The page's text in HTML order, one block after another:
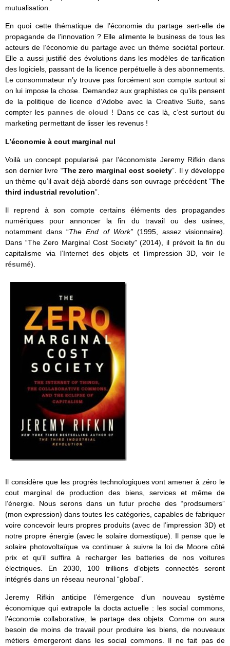
mutualisation.
En quoi cette thématique de l’économie du partage sert-elle de
propagande de l’innovation ? Elle alimente le business de tous les
acteurs de l’économie du partage avec un thème sociétal porteur.
Elle a aussi justifié des évolutions dans les modèles de tarification
des logiciels, passant de la licence perpétuelle à des abonnements.
Le consommateur n’y trouve pas forcément son compte surtout si
on lui impose la chose. Demandez aux graphistes ce qu’ils pensent
de la politique de licence d’Adobe avec la Creative Suite, sans
compter les pannes de cloud ! Dans ce cas là, c’est surtout du
marketing permettant de lisser les revenus !
L’économie à cout marginal nul
Voilà un concept popularisé par l’économiste Jeremy Rifkin dans
son dernier livre “The zero marginal cost society”. Il y développe
un thème qu’il avait déjà abordé dans son ouvrage précédent “The
third industrial revolution”.
Il reprend à son compte certains éléments des propagandes
numériques pour annoncer la fin du travail ou des usines,
notamment dans “The End of Work” (1995, assez visionnaire).
Dans “The Zero Marginal Cost Society” (2014), il prévoit la fin du
capitalisme via l’Internet des objets et l’impression 3D, voir le
résumé).
Il considère que les progrès technologiques vont amener à zéro le
cout marginal de production des biens, services et même de
l’énergie. Nous serons dans un futur proche des “prodsumers”
(mon expression) dans toutes les catégories, capables de fabriquer
voire concevoir leurs propres produits (avec de l’impression 3D) et
notre propre énergie (avec le solaire domestique). Il pense que le
solaire photovoltaïque va continuer à suivre la loi de Moore côté
prix et qu’il suffira à recharger les batteries de nos voitures
électriques. En 2030, 100 trillions d’objets connectés seront
intégrés dans un réseau neuronal “global”.
Jeremy Rifkin anticipe l’émergence d’un nouveau système
économique qui extrapole la docta actuelle : les social commons,
l’économie collaborative, le partage des objets. Comme on aura
besoin de moins de travail pour produire les biens, de nouveaux
métiers émergeront dans les social commons. Il ne fait pas de